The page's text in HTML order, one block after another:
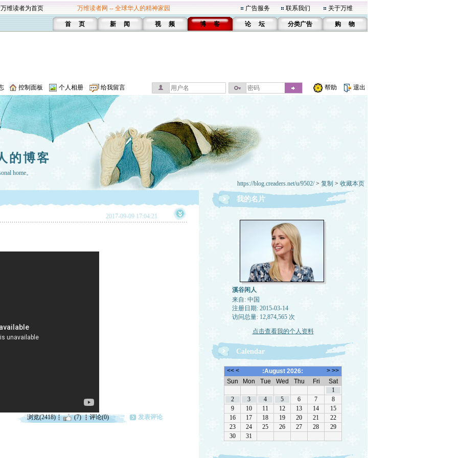
维读者为首页 万维读者网 -- 全球华人的精神家园 广告服务 联系我们 关于万维
首 页 新 闻 视 频 博 客 论 坛 分类广告 购 物
控制面板 个人相册 给我留言 帮助 退出
的博客
home。
https://blog.creaders.net/u/9502/> 复制 > 收藏本页
2017-09-09 17:04:21
浏览(2418) (7) 评论(0) 发表评论
我的名片
溪谷闲人
来自: 中国
注册日期: 2015-03-14
访问总量: 12,874,565 次
点击查看我的个人资料
Calendar